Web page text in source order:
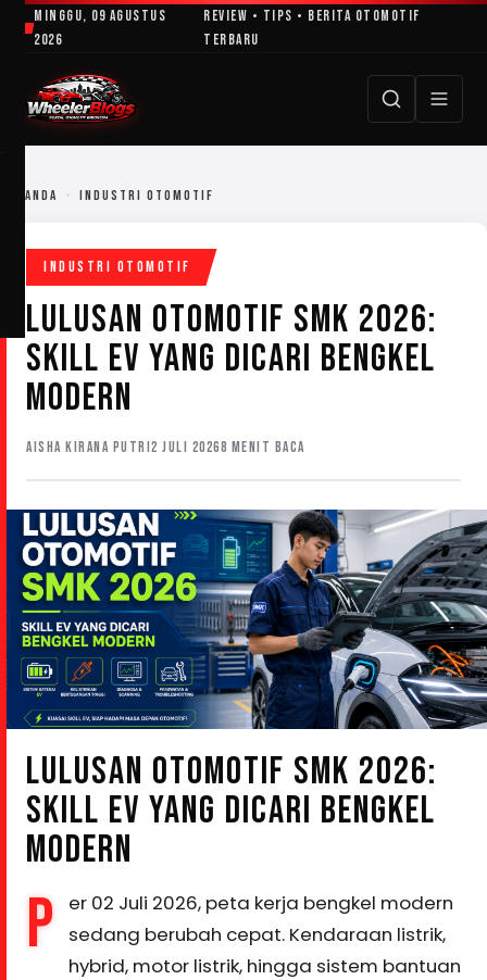
LewatiMinggu, 09 Agustus
2026
Review • Tips • Berita Otomotif
Terbaru
BERANDA › INDUSTRI OTOMOTIF
INDUSTRI OTOMOTIF
LULUSAN OTOMOTIF SMK 2026:
SKILL EV YANG DICARI BENGKEL
MODERN
AISHA KIRANA PUTRI 2 JULI 20268 MENIT BACA
LULUSAN OTOMOTIF SMK 2026:
SKILL EV YANG DICARI BENGKEL
MODERN
P
er 02 Juli 2026, peta kerja bengkel modern
sedang berubah cepat. Kendaraan listrik,
hybrid, motor listrik, hingga sistem bantuan